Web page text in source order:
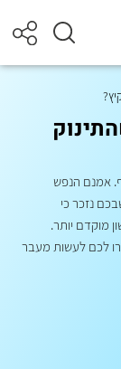
חורף. אמנם הנפש
נזכר כי
מוקדם יותר.
לכם לעשות מעבר